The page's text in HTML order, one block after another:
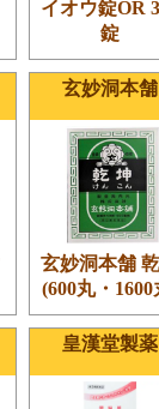
イオウ錠OR
錠
玄妙洞本舗
玄妙洞本舗
(600丸・1600
皇漢堂製薬